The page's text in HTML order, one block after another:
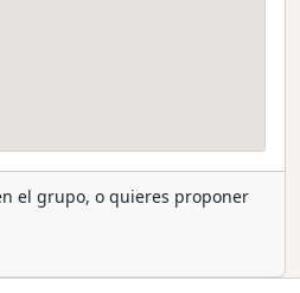
el grupo, o quieres proponer